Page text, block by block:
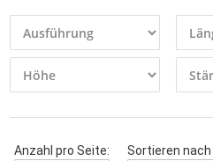
Anzahl pro Seite:
Sortieren nach